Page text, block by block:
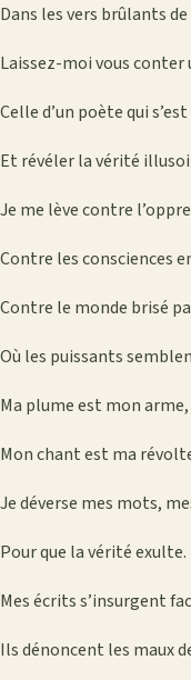
Dans les vers brûlants
Laissez-moi vous conter
Celle d’un poète qui
Et révéler la vérité
Je me lève contre
Contre les consciences
Contre le monde brisé
Où les puissants
Ma plume est mon arme,
Mon chant est ma
Je déverse mes mots,
Pour que la vérité exulte.
Mes écrits s’insurgent
Ils dénoncent les maux